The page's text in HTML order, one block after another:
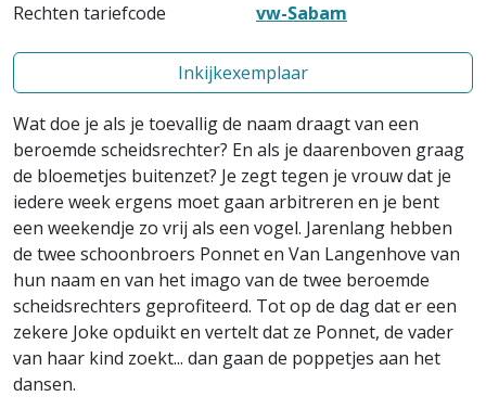
Rechten tariefcode
vw-Sabam
Inkijkexemplaar
Wat doe je als je toevallig de naam draagt van een
beroemde scheidsrechter? En als je daarenboven graag
de bloemetjes buitenzet? Je zegt tegen je vrouw dat je
iedere week ergens moet gaan arbitreren en je bent
een weekendje zo vrij als een vogel. Jarenlang hebben
de twee schoonbroers Ponnet en Van Langenhove van
hun naam en van het imago van de twee beroemde
scheidsrechters geprofiteerd. Tot op de dag dat er een
zekere Joke opduikt en vertelt dat ze Ponnet, de vader
van haar kind zoekt... dan gaan de poppetjes aan het
dansen.